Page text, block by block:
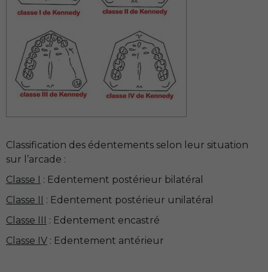
Classification des édentements selon leur situation
sur l’arcade :
Classe I : Edentement postérieur bilatéral
Classe II : Edentement postérieur unilatéral
Classe III : Edentement encastré
Classe IV : Edentement antérieur